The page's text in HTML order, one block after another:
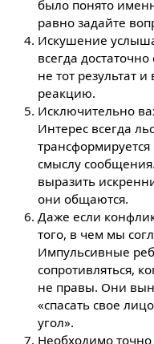
было понято
равно задайте
Искушение
всегда
не тот результат
реакцию.
Исключительно
Интерес всегда
смыслу
выразить
они общаются.
Даже если
того, в чем мы
Импульсивные
сопротивляться,
не правы. Они
«спасать свое
угол».
Необходимо точно